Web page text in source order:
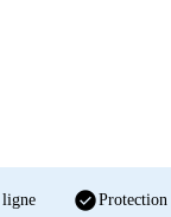
ligne check_circleProtection